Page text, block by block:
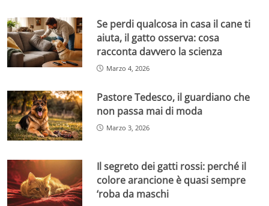
Se perdi qualcosa in casa il cane ti
aiuta, il gatto osserva: cosa
racconta davvero la scienza
Marzo 4, 2026
Pastore Tedesco, il guardiano che
non passa mai di moda
Marzo 3, 2026
Il segreto dei gatti rossi: perché il
colore arancione è quasi sempre
‘roba da maschi